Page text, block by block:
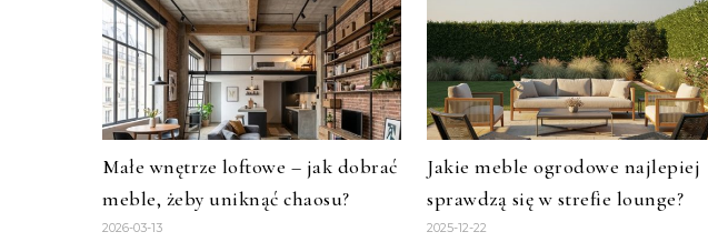
Małe wnętrze loftowe – jak dobrać
meble, żeby uniknąć chaosu?
2026-03-13
Jakie meble ogrodowe najlepiej
sprawdzą się w strefie lounge?
2025-12-22